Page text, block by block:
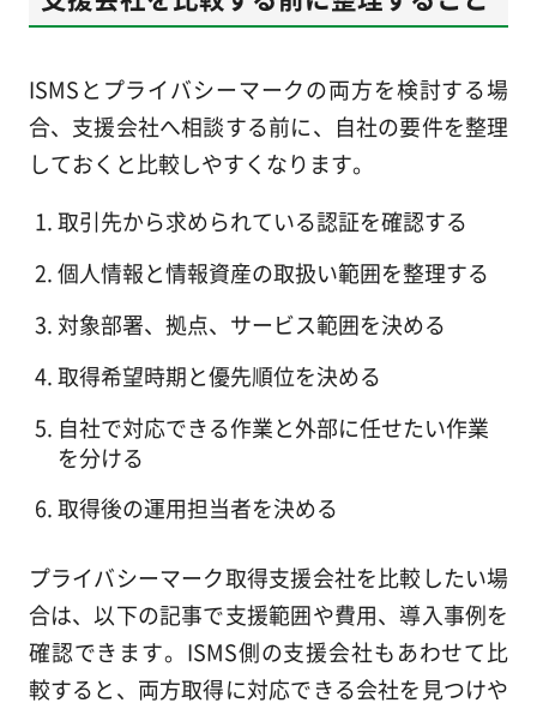
ISMSとプライバシーマークの両方を検討する場
合、支援会社へ相談する前に、自社の要件を整理
しておくと比較しやすくなります。
取引先から求められている認証を確認する
個人情報と情報資産の取扱い範囲を整理する
対象部署、拠点、サービス範囲を決める
取得希望時期と優先順位を決める
自社で対応できる作業と外部に任せたい作業
を分ける
取得後の運用担当者を決める
プライバシーマーク取得支援会社を比較したい場
合は、以下の記事で支援範囲や費用、導入事例を
確認できます。ISMS側の支援会社もあわせて比
較すると、両方取得に対応できる会社を見つけや